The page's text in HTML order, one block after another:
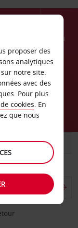
Menu
San
proposer des
analytiques
notre site.
avec des
Pour plus
cookies. En
que nous